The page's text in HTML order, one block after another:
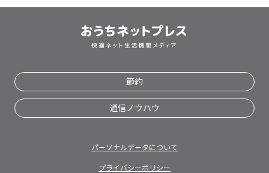
節約
通信ノウハウ
パーソナルデータについて
プライバシーポリシー